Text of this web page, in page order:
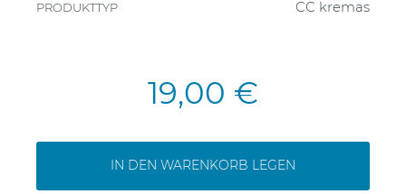
PRODUKTTYP CC kremas
19,00 €
IN DEN WARENKORB LEGEN